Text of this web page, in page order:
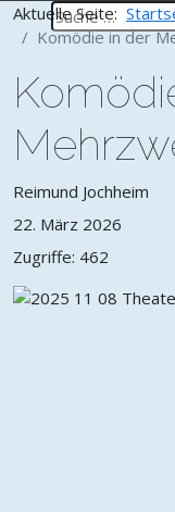
Aktuelle Seite:
Komödie in der
Reimund Jochheim
22. März 2026
Zugriffe: 462